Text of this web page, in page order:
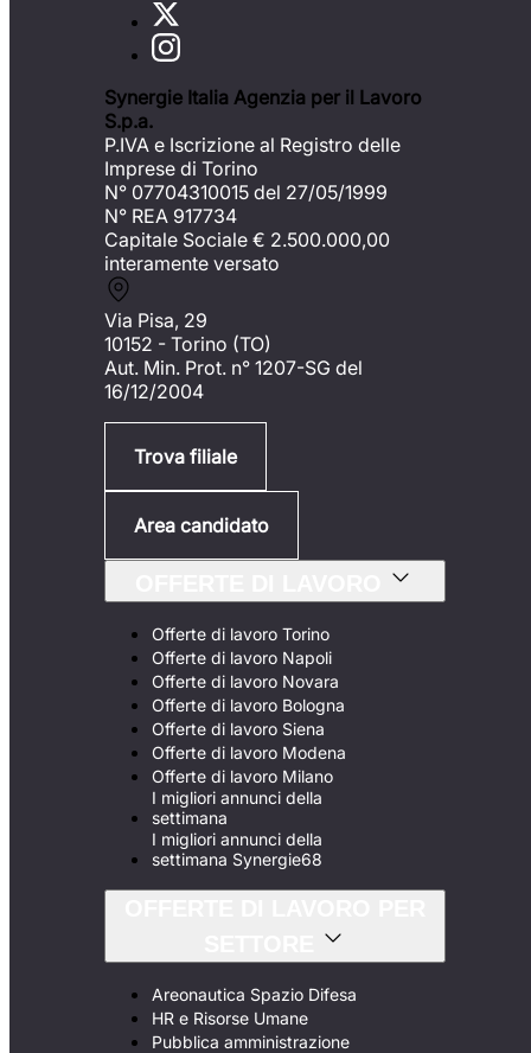
Synergie Italia Agenzia per il Lavoro
S.p.a.
P.IVA e Iscrizione al Registro delle
Imprese di Torino
N° 07704310015 del 27/05/1999
N° REA 917734
Capitale Sociale € 2.500.000,00
interamente versato
Via Pisa, 29
10152 - Torino (TO)
Aut. Min. Prot. n° 1207-SG del
16/12/2004
Trova filiale
Area candidato
Offerte di lavoro Torino
Offerte di lavoro Napoli
Offerte di lavoro Novara
Offerte di lavoro Bologna
Offerte di lavoro Siena
Offerte di lavoro Modena
Offerte di lavoro Milano
I migliori annunci della
settimana
I migliori annunci della
settimana Synergie68
Areonautica Spazio Difesa
HR e Risorse Umane
Pubblica amministrazione